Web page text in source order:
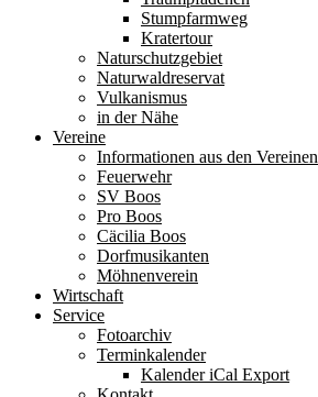
Stumpfarmweg
Kratertour
Naturschutzgebiet
Naturwaldreservat
Vulkanismus
in der Nähe
Vereine
Informationen aus den Vereinen
Feuerwehr
SV Boos
Pro Boos
Cäcilia Boos
Dorfmusikanten
Möhnenverein
Wirtschaft
Service
Fotoarchiv
Terminkalender
Kalender iCal Export